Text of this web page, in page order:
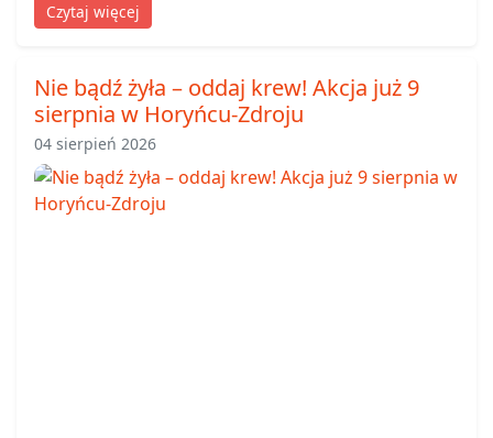
Czytaj więcej
Nie bądź żyła – oddaj krew! Akcja już 9
sierpnia w Horyńcu-Zdroju
04 sierpień 2026